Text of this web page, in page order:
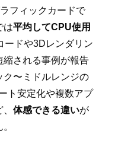
フィックカードで
は平均してCPU使用
ードや3Dレンダリン
縮される事例が報告
ク〜ミドルレンジの
ト安定化や複数アプ
体感できる違いが